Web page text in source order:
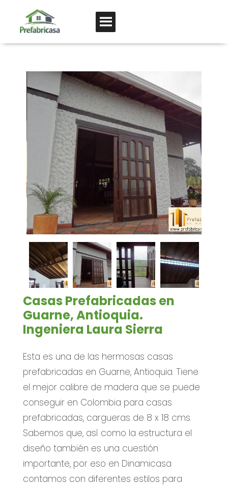
Casas Prefabricadas en
Guarne, Antioquia.
Ingeniera Laura Sierra
Esta es una de las hermosas casas
prefabricadas en Guarne, Antioquia. Tiene
el mejor calibre de madera que se puede
conseguir en Colombia para casas
prefabricadas, cargueras de 8 x 18 cms.
Sabemos que, así como la estructura el
diseño también es una cuestión
importante, por eso en Dinamicasa
contamos con diferentes estilos para